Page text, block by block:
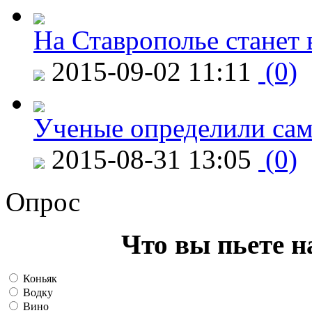
На Ставрополье
2015-09-02 11:11 (0)
Ученые определили
2015-08-31 13:05 (0)
Опрос
Что вы пьете
Коньяк
Водку
Вино